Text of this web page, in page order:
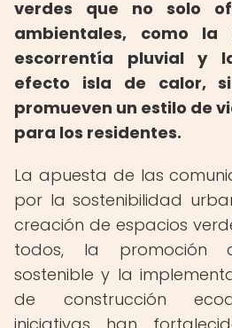
verdes que no solo
ambientales, como
escorrentía pluvial y
efecto isla de calor,
promueven un estilo de
para los residentes.
La apuesta de las
por la sostenibilidad
creación de espacios
todos, la promoción
sostenible y la
de construcción